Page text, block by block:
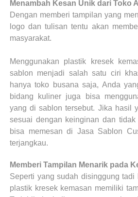
Menambah Kesan Unik dari Toko
Dengan memberi tampilan yang
logo dan tulisan tentu akan
masyarakat.
Menggunakan plastik kresek
sablon menjadi salah satu ciri
hanya toko busana saja, Anda
bidang kuliner juga bisa
yang di sablon tersebut. Jika hasil
sesuai dengan keinginan dan tidak
bisa memesan di Jasa Sablon
terjangkau.
Memberi Tampilan Menarik pada
Seperti yang sudah disinggung tadi
plastik kresek kemasan memiliki